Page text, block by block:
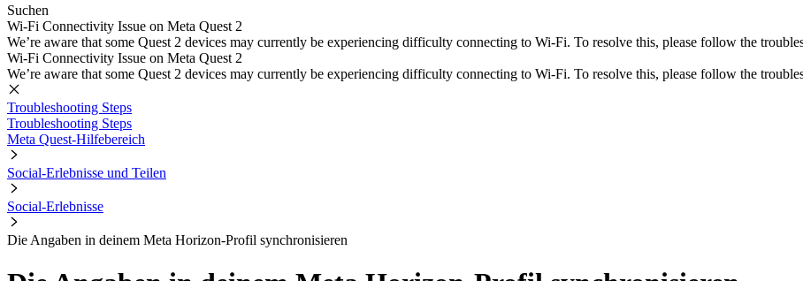
Suchen
Wi-Fi Connectivity Issue on Meta Quest 2
We’re aware that some Quest 2 devices may currently be experiencing difficulty connecting to Wi-Fi. To resolve this, please follow the
Wi-Fi Connectivity Issue on Meta Quest 2
We’re aware that some Quest 2 devices may currently be experiencing difficulty connecting to Wi-Fi. To resolve this, please follow the
Troubleshooting Steps
Troubleshooting Steps
Meta Quest-Hilfebereich
Social-Erlebnisse und Teilen
Social-Erlebnisse
Die Angaben in deinem Meta Horizon-Profil synchronisieren